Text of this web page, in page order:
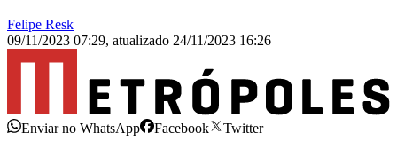
Felipe Resk
09/11/2023 07:29, atualizado 24/11/2023 16:26
Enviar no WhatsApp Facebook
Twitter